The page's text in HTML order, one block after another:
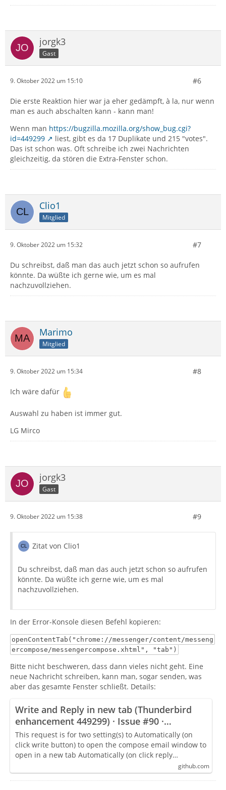
jorgk3
Gast
9. Oktober 2022 um 15:10 #6
Die erste Reaktion hier war ja eher gedämpft, à la, nur wenn
man es auch abschalten kann - kann man!
Wenn man https://bugzilla.mozilla.org/show_bug.cgi?
id=449299
liest, gibt es da 17 Duplikate und 215 "votes".
Das ist schon was. Oft schreibe ich zwei Nachrichten
gleichzeitig, da stören die Extra-Fenster schon.
Clio1
Mitglied
9. Oktober 2022 um 15:32 #7
Du schreibst, daß man das auch jetzt schon so aufrufen
könnte. Da wüßte ich gerne wie, um es mal
nachzuvollziehen.
Marimo
Mitglied
9. Oktober 2022 um 15:34 #8
Ich wäre dafür
Auswahl zu haben ist immer gut.
LG Mirco
jorgk3
Gast
9. Oktober 2022 um 15:38 #9
Zitat von Clio1
Du schreibst, daß man das auch jetzt schon so aufrufen
könnte. Da wüßte ich gerne wie, um es mal
nachzuvollziehen.
In der Error-Konsole diesen Befehl kopieren:
openContentTab("chrome://messenger/content/messeng
ercompose/messengercompose.xhtml", "tab")
Bitte nicht beschweren, dass dann vieles nicht geht. Eine
neue Nachricht schreiben, kann man, sogar senden, was
aber das gesamte Fenster schließt. Details:
Write and Reply in new tab (Thunderbird
enhancement 449299) · Issue #90 ·
Betterbird/thunderbird-patches
This request is for two setting(s) to Automatically (on
click write button) to open the compose email window to
open in a new tab Automatically (on click reply…
github.com